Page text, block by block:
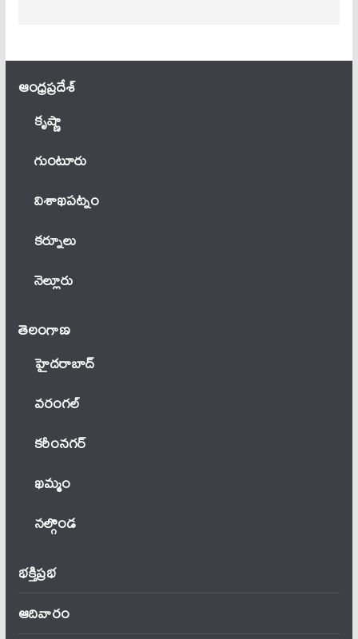
ఆంధ్ర‌ప్ర‌దేశ్
కృష్ణా
గుంటూరు
విశాఖపట్నం
కర్నూలు
నెల్లూరు
తెలంగాణ‌
హైదరాబాద్
వ‌రంగ‌ల్
కరీంనగర్
ఖ‌మ్మం
నల్గొండ
భక్తిప్రభ
ఆదివారం